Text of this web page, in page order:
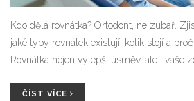
Kdo dělá rovnátka? Ortodont, ne zubař.
jaké typy rovnátek existují, kolik stojí a
Rovnátka nejen vylepší úsměv, ale i vaše
ČÍST VÍCE